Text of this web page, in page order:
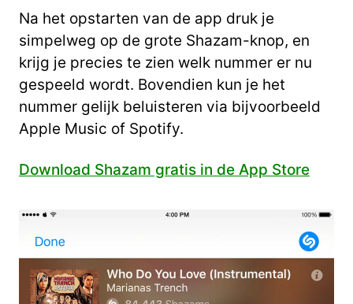
Na het opstarten van de app druk je
simpelweg op de grote Shazam-knop, en
krijg je precies te zien welk nummer er nu
gespeeld wordt. Bovendien kun je het
nummer gelijk beluisteren via bijvoorbeeld
Apple Music of Spotify.
Download Shazam gratis in de App Store